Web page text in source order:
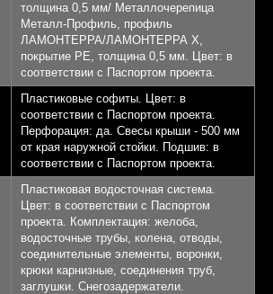
толщина 0,5 мм/ Металлочерепица
Металл-Профиль, профиль
ЛАМОНТЕРРА/ЛАМОНТЕРРА Х,
покрытие PE, толщина 0,5 мм. Цвет: в
соответствии с Паспортом проекта.
Пластиковые софиты. Цвет: в
соответствии с Паспортом проекта.
Перфорация: да. Свесы крыши - 500 мм
от края наружной стойки. Подшив: в
соответствии с Паспортом проекта.
Пластиковая водосточная система.
Цвет: в соответствии с Паспортом
проекта. Комплектация: желоба,
водосточные трубы, колена, отводы,
соединительные элементы, воронки,
крюки карнизные, соединения труб,
заглушки. Снегозадержатели.